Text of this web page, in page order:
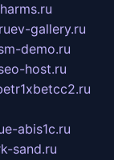
ev-gallery.ru
demo.ru
host.ru
e-abis1c.ru
sand.ru